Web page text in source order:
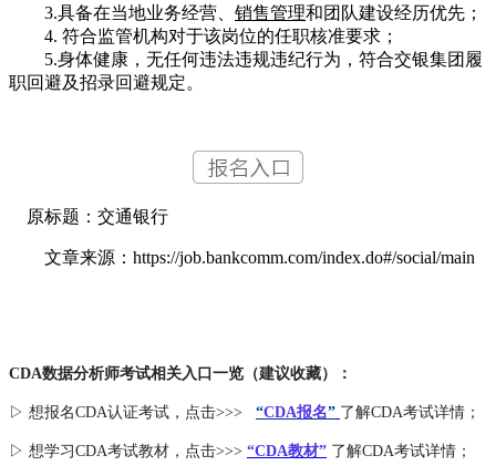
3.具备在当地业务经营、 销售管理和团队建设经历优先；
4. 符合监管机构对于该岗位的任职核准要求；
5.身体健康，无任何违法违规违纪行为，符合交银集团履
职回避及招录回避规定。
原标题：交通银行
文章来源：https://job.bankcomm.com/index.do#/social/main
CDA数据分析师考试相关入口一览（建议收藏）：
▷ 想报名CDA认证考试，点击>>> “CDA报名” 了解CDA考试详情；
▷ 想学习CDA考试教材，点击>>> “CDA教材” 了解CDA考试详情；